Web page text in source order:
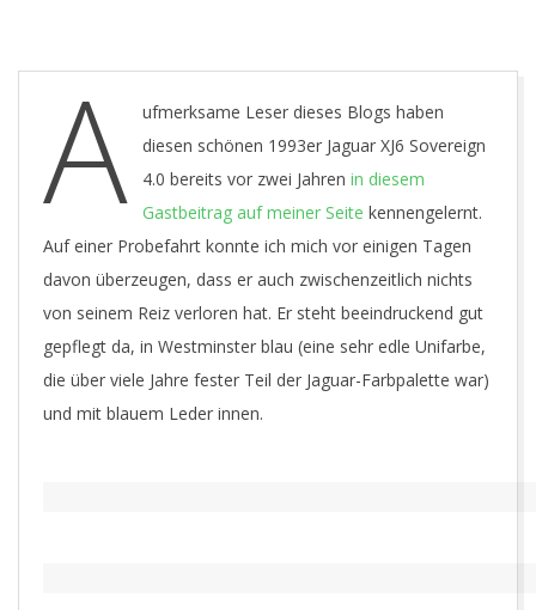
O
N
G
T
M
A
ufmerksame Leser dieses Blogs haben
diesen schönen 1993er Jaguar XJ6 Sovereign
4.0 bereits vor zwei Jahren in diesem
Gastbeitrag auf meiner Seite kennengelernt.
Auf einer Probefahrt konnte ich mich vor einigen Tagen
davon überzeugen, dass er auch zwischenzeitlich nichts
von seinem Reiz verloren hat. Er steht beeindruckend gut
gepflegt da, in Westminster blau (eine sehr edle Unifarbe,
die über viele Jahre fester Teil der Jaguar-Farbpalette war)
und mit blauem Leder innen.